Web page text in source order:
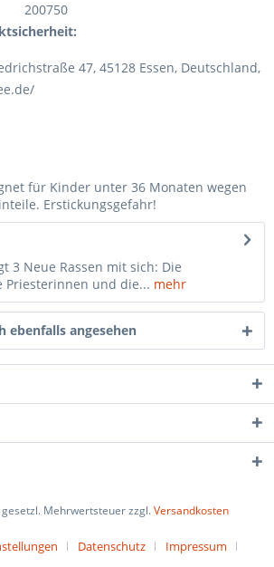
200750
47, 45128 Essen, Deutschland,
für Kinder unter 36 Monaten wegen
Erstickungsgefahr!
3 Neue Rassen mit sich: Die
Priesterinnen und die... mehr
ebenfalls angesehen
Mehrwertsteuer zzgl.Versandkosten
Datenschutz Impressum